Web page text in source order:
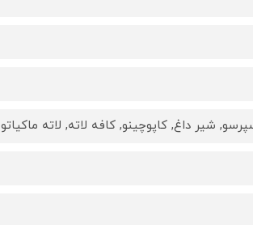
شیر داغ, کاپوچینو, کافه لاته, لاته ماکیاتو